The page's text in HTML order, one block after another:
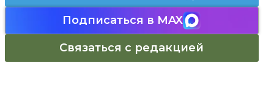
Подписаться в MAX
Связаться с редакцией